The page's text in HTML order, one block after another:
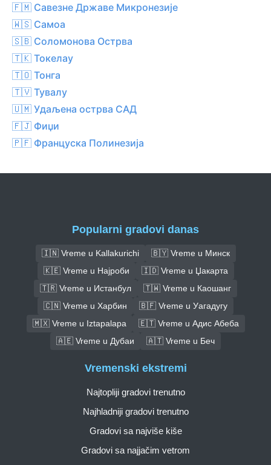
🇫🇲 Савезне Државе Микронезије
🇼🇸 Самоа
🇸🇧 Соломонова Острва
🇹🇰 Токелау
🇹🇴 Тонга
🇹🇻 Тувалу
🇺🇲 Удаљена острва САД
🇫🇯 Фиџи
🇵🇫 Француска Полинезија
Popularni gradovi danas
🇮🇳 Vreme u Kallakurichi
🇧🇾 Vreme u Минск
🇰🇪 Vreme u Најроби
🇮🇩 Vreme u Џакарта
🇹🇷 Vreme u Истанбул
🇹🇼 Vreme u Каошанг
🇨🇳 Vreme u Харбин
🇧🇫 Vreme u Уагадугу
🇲🇽 Vreme u Iztapalapa
🇪🇹 Vreme u Адис Абеба
🇦🇪 Vreme u Дубаи
🇦🇹 Vreme u Беч
Vremenski ekstremi
Najtopliji gradovi trenutno
Najhladniji gradovi trenutno
Gradovi sa najviše kiše
Gradovi sa najjačim vetrom